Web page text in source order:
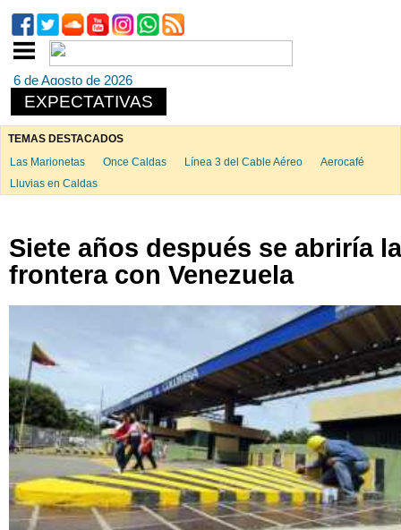
6 de Agosto de 2026
EXPECTATIVAS
TEMAS DESTACADOS
Las Marionetas
Once Caldas Línea 3 del Cable Aéreo
Aerocafé
Lluvias en Caldas
Siete años después se abriría la
frontera con Venezuela